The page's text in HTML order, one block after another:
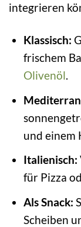
integrieren
Klassisch:
frischem
Olivenöl.
und einem
Italienisch:
für Pizza
Als Snack:
Scheiben